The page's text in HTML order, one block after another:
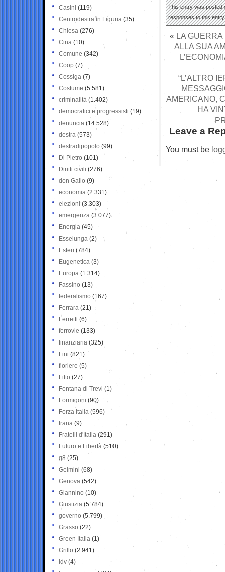
This entry was posted
responses to this
« LA
ALLA SUA
“L’ALTRO
AMERICANO,
HA
Leave a
You must be
Casini (119)
Centrodestra in Liguria (35)
Chiesa (276)
Cina (10)
Comune (342)
Coop (7)
Cossiga (7)
Costume (5.581)
criminalità (1.402)
democratici e progressisti (19)
denuncia (14.528)
destra (573)
destradipopolo (99)
Di Pietro (101)
Diritti civili (276)
don Gallo (9)
economia (2.331)
elezioni (3.303)
emergenza (3.077)
Energia (45)
Esselunga (2)
Esteri (784)
Eugenetica (3)
Europa (1.314)
Fassino (13)
federalismo (167)
Ferrara (21)
Ferretti (6)
ferrovie (133)
finanziaria (325)
Fini (821)
fioriere (5)
Fitto (27)
Fontana di Trevi (1)
Formigoni (90)
Forza Italia (596)
frana (9)
Fratelli d'Italia (291)
Futuro e Libertà (510)
g8 (25)
Gelmini (68)
Genova (542)
Giannino (10)
Giustizia (5.784)
governo (5.799)
Grasso (22)
Green Italia (1)
Grillo (2.941)
Idv (4)